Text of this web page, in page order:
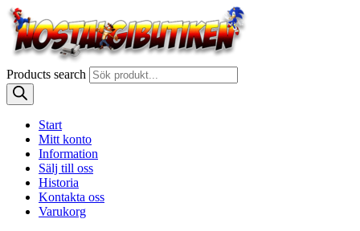
Products search
Start
Mitt konto
Information
Sälj till oss
Historia
Kontakta oss
Varukorg